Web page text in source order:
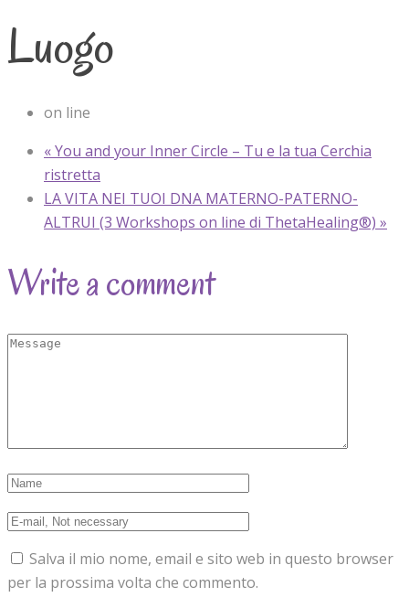
Luogo
on line
«You and your Inner Circle – Tu e la tua Cerchia
ristretta
LA VITA NEI TUOI DNA MATERNO-PATERNO-
ALTRUI (3 Workshops on line di ThetaHealing®) »
Write a comment
Salva il mio nome, email e sito web in questo browser
per la prossima volta che commento.